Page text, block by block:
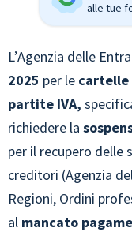
alle tue
L’Agenzia delle
2025 per le cartelle
partite IVA,
richiedere la
per il recupero delle
creditori (Agenzia
Regioni, Ordini
al mancato